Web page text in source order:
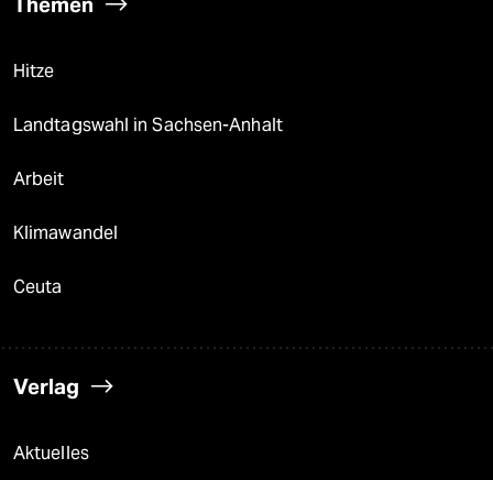
Hitze
Landtagswahl in Sachsen-Anhalt
Arbeit
Klimawandel
Ceuta
Verlag
Aktuelles